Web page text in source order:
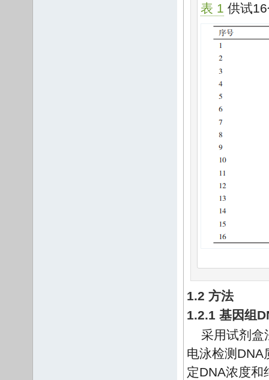
表 1 供试
1.2 方法
1.2.1 基因组
采用试剂盒
电泳检测
定DNA浓度和